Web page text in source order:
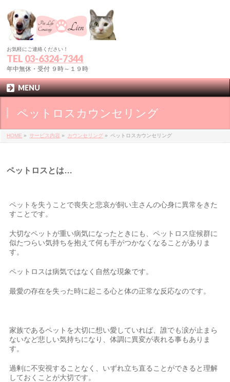
お気軽にご連絡ください！
TEL 03-6324-7344
年中無休・受付 ９時～１９時
MENU
ペットロスカウンセリング
HOME » サービス内容 » カウンセリング » ペットロスカウンセリング
ペットロスとは…
ペットを失うことで喪失と悲哀が飼い主さんの心身に異常をきた
すことです。
大切なペットが重い病気になったときにも、ペットロス症候群に
似たつらい気持ちを抱えて何も手がつかなくなることがありま
す。
ペットロスは病気ではなく自然な現象です。
最愛の存在を失った時に起こる心と体の正常な反応なのです。
家族であるペットを大切に想い愛していれば、誰でも涙が止まら
ないなど悲しい気持ちになり、体調に異変が表れる事もありま
す。
過剰に不安視することなく、いずれ立ち直ることができると理解
しておくことが大切です。